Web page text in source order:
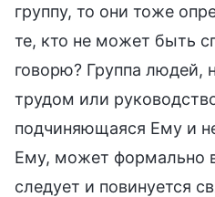
группу, то они тоже
те, кто не может быть
говорю? Группа людей,
трудом или
подчиняющаяся Ему и
Ему, может формально
следует и повинуется